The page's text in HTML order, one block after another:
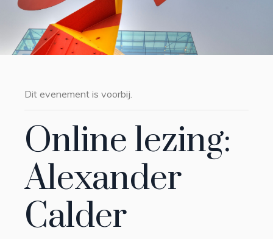
Dit evenement is voorbij.
Online lezing:
Alexander
Calder